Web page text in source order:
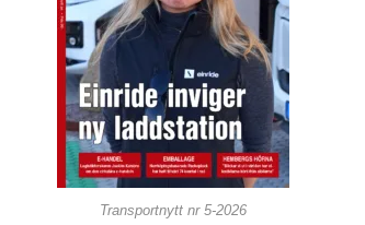
Transportnytt nr 5-2026